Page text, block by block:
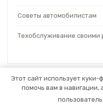
Советы автомобилистам
Техобслуживание своими
Тема WordPress для
Этот сайт использует
помочь вам в